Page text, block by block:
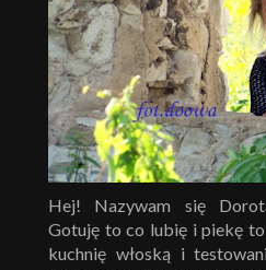
Hej! Nazywam się
Gotuję to co lubię i piekę
kuchnię włoską i